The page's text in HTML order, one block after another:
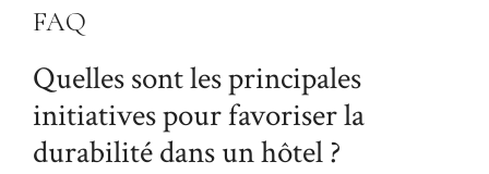
FAQ
Quelles sont les principales
initiatives pour favoriser la
durabilité dans un hôtel ?